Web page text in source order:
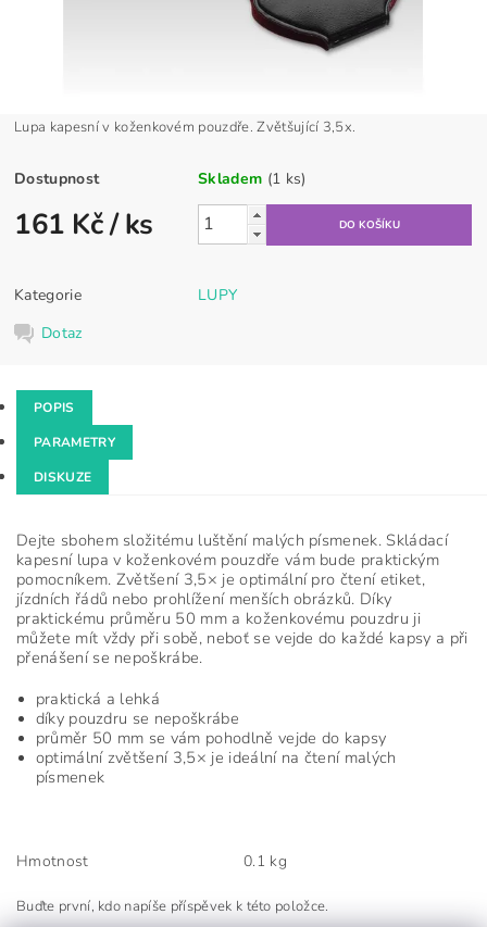
Lupa kapesní v koženkovém pouzdře. Zvětšující 3,5x.
Dostupnost Skladem (1 ks)
161 Kč/ ks
Kategorie
LUPY
Dotaz
POPIS
PARAMETRY
DISKUZE
Dejte sbohem složitému luštění malých písmenek. Skládací
kapesní lupa v koženkovém pouzdře vám bude praktickým
pomocníkem. Zvětšení 3,5× je optimální pro čtení etiket,
jízdních řádů nebo prohlížení menších obrázků. Díky
praktickému průměru 50 mm a koženkovému pouzdru ji
můžete mít vždy při sobě, neboť se vejde do každé kapsy a při
přenášení se nepoškrábe.
praktická a lehká
díky pouzdru se nepoškrábe
průměr 50 mm se vám pohodlně vejde do kapsy
optimální zvětšení 3,5× je ideální na čtení malých
písmenek
Hmotnost 0.1 kg
Buďte první, kdo napíše příspěvek k této položce.